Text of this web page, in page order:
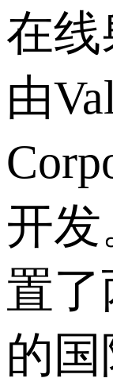
在线
由
开
置了
的